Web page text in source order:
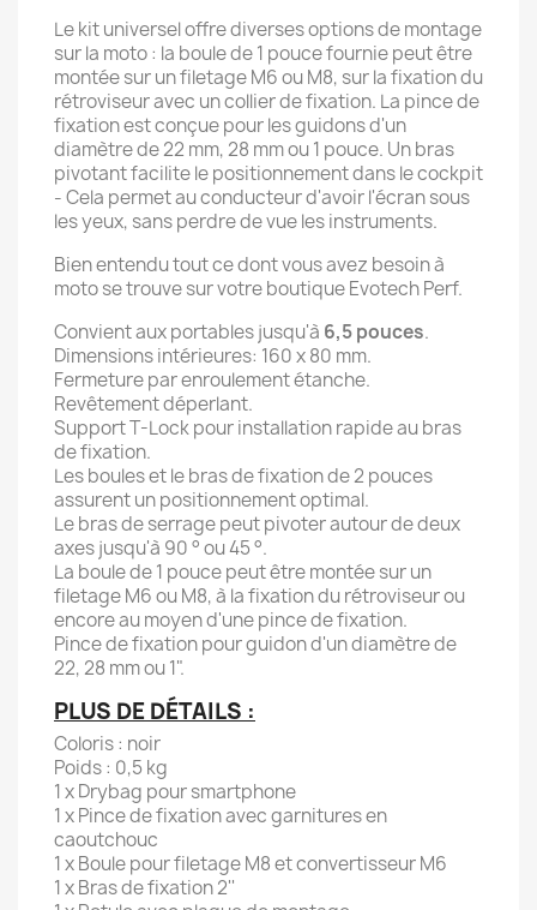
Le kit universel offre diverses options de montage
sur la moto : la boule de 1 pouce fournie peut être
montée sur un filetage M6 ou M8, sur la fixation du
rétroviseur avec un collier de fixation. La pince de
fixation est conçue pour les guidons d'un
diamètre de 22 mm, 28 mm ou 1 pouce. Un bras
pivotant facilite le positionnement dans le cockpit
- Cela permet au conducteur d'avoir l'écran sous
les yeux, sans perdre de vue les instruments.
Bien entendu tout ce dont vous avez besoin à
moto se trouve sur votre boutique Evotech Perf.
Convient aux portables jusqu'à 6,5 pouces.
Dimensions intérieures: 160 x 80 mm.
Fermeture par enroulement étanche.
Revêtement déperlant.
Support T-Lock pour installation rapide au bras
de fixation.
Les boules et le bras de fixation de 2 pouces
assurent un positionnement optimal.
Le bras de serrage peut pivoter autour de deux
axes jusqu'à 90 ° ou 45 °.
La boule de 1 pouce peut être montée sur un
filetage M6 ou M8, à la fixation du rétroviseur ou
encore au moyen d'une pince de fixation.
Pince de fixation pour guidon d'un diamètre de
22, 28 mm ou 1".
PLUS DE DÉTAILS :
Coloris : noir
Poids : 0,5 kg
1 x Drybag pour smartphone
1 x Pince de fixation avec garnitures en
caoutchouc
1 x Boule pour filetage M8 et convertisseur M6
1 x Bras de fixation 2''